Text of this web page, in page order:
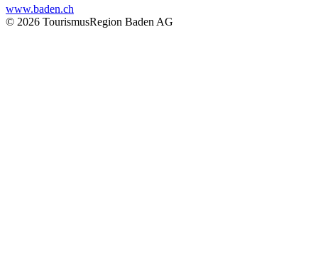
www.baden.ch
© 2026 TourismusRegion Baden AG